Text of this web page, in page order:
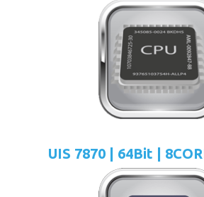
UIS 7870 | 64Bit |